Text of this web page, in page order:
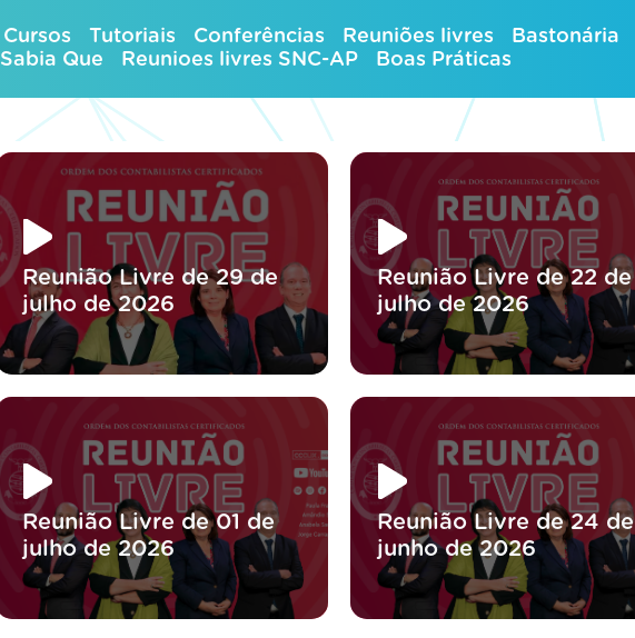
Cursos Tutoriais Conferências Reuniões livres Bastonária
Sabia Que Reunioes livres SNC-AP Boas Práticas
Reunião Livre de 29 de
julho de 2026
Reunião Livre de 22 de
julho de 2026
Reunião Livre de 01 de
julho de 2026
Reunião Livre de 24 de
junho de 2026